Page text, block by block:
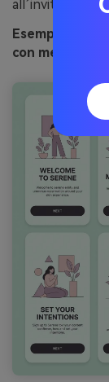
all’invito
Esempio
con media.io